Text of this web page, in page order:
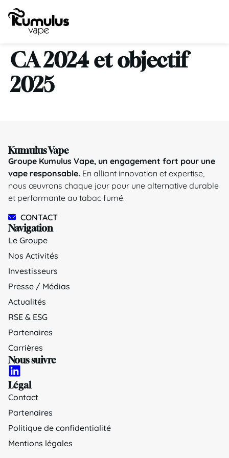
CA 2024 et objectif
2025
Kumulus Vape
Groupe Kumulus Vape, un engagement fort pour une
vape responsable. En alliant innovation et expertise,
nous œuvrons chaque jour pour une alternative durable
et performante au tabac fumé.
CONTACT
Navigation
Le Groupe
Nos Activités
Investisseurs
Presse / Médias
Actualités
RSE & ESG
Partenaires
Carrières
Nous suivre
Légal
Contact
Partenaires
Politique de confidentialité
Mentions légales